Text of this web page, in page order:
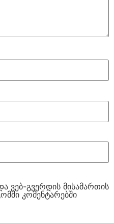
ვებ-გვერდის მისამართის
კომენტარებში